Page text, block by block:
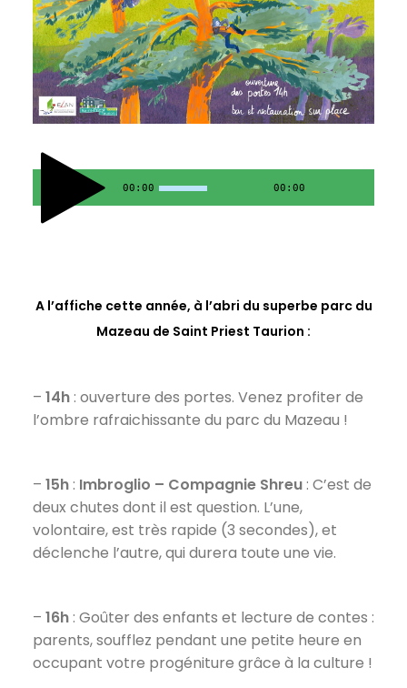
00:00 00:00
A l’affiche cette année, à l’abri du superbe parc du
Mazeau de Saint Priest Taurion :
– 14h : ouverture des portes. Venez profiter de
l’ombre rafraichissante du parc du Mazeau !
– 15h : Imbroglio – Compagnie Shreu : C’est de
deux chutes dont il est question. L’une,
volontaire, est très rapide (3 secondes), et
déclenche l’autre, qui durera toute une vie.
– 16h : Goûter des enfants et lecture de contes :
parents, soufflez pendant une petite heure en
occupant votre progéniture grâce à la culture !